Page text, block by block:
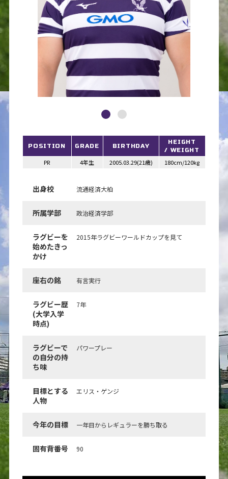
POSITION GRADE BIRTHDAY
HEIGHT
/ WEIGHT
PR 4年生 2005.03.29(21歳) 180cm/120kg
出身校 流通経済大柏
所属学部 政治経済学部
ラグビーを
始めたきっ
かけ
2015年ラグビーワールドカップを見て
座右の銘 有言実行
ラグビー歴
(大学入学
時点)
7年
ラグビーで
の自分の持
ち味
パワープレー
目標とする
人物
エリス・ゲンジ
今年の目標 一年目からレギュラーを勝ち取る
固有背番号 90